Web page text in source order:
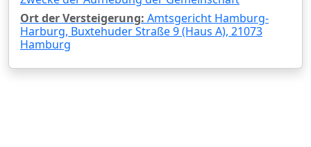
Ort der Versteigerung: Amtsgericht Hamburg-
Harburg, Buxtehuder Straße 9 (Haus A), 21073
Hamburg